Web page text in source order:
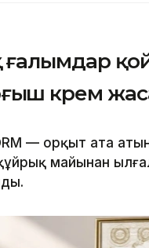
ғалымдар
крем
— Қорқыт ата
майынан